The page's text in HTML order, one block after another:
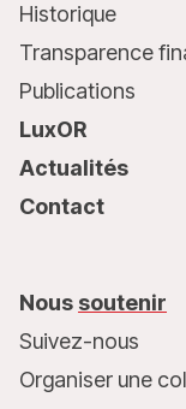
Historique
Transparence
Publications
LuxOR
Actualités
Contact
Nous soutenir
Suivez-nous
Organiser une